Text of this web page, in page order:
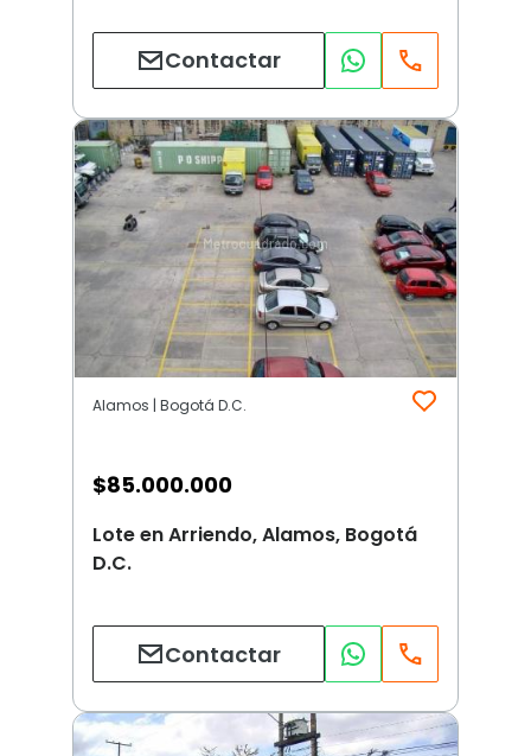
Contactar
Alamos | Bogotá D.C.
$85.000.000
Lote en Arriendo, Alamos, Bogotá
D.C.
Contactar